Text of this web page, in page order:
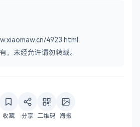
4923.html
，未经允许请勿转载。
收藏 分享 二维码 海报